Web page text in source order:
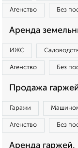
Агенство Без
Аренда
ИЖС
Агенство Без
Продажа
Гаражи
Агенство Без
Аренда